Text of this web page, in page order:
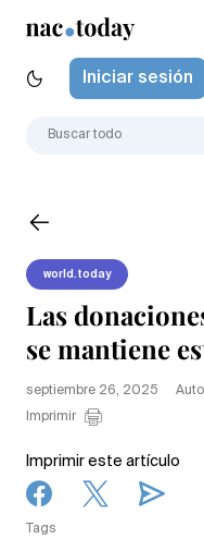
Iniciar sesión
world.today
Las
se mantiene
septiembre 26, 2025
Imprimir
Imprimir este artículo
Tags